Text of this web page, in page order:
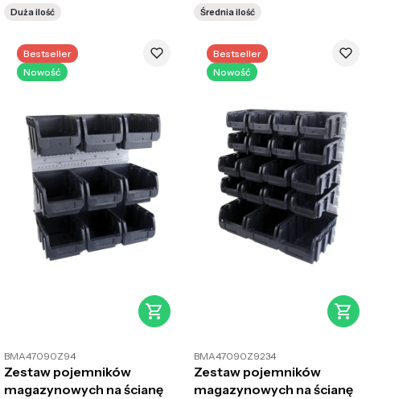
Duża ilość Średnia ilość
Bestseller
Nowość
BMA47090Z94
Zestaw pojemników
magazynowych na ścianę
Bestseller
Nowość
BMA47090Z9234
Zestaw pojemników
magazynowych na ścianę